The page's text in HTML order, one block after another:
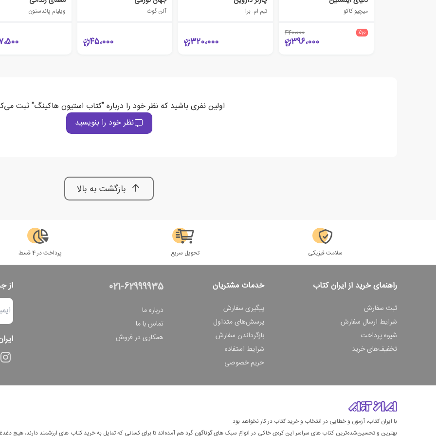
میچیو کاکو
٪10 440،000
396،000
تیم ام. برا
320،000
آلن گوث
45،000
ویلیام پاندستون
اولین نفری باشید که نظر خود را درباره "کتاب استیون هاکینگ" ثبت
نظر خود را بنویسید
بازگشت به بالا
سلامت فیزیکی تحویل سریع پرداخت در 4 قسط
راهنمای خرید از ایران کتاب
ثبت سفارش
شرایط ارسال سفارش
شیوه پرداخت
تخفیف‌های خرید
خدمات مشتریان
پیگیری سفارش
پرسش‌های متداول
بازگرداندن سفارش
شرایط استفاده
حریم خصوصی
021-62999935
درباره ما
تماس با ما
همکاری در فروش
از
با ایران کتاب، آزمون و خطایی در انتخاب و خرید کتاب در کار نخواهد بود.
بهترین و تحسین‌شده‌ترین کتاب‌ های سراسر این کره‌ی خاکی در انواع سبک های گوناگون گرد هم آمده‌اند تا برای کسانی که تمایل به خرید کتاب های ارزشمند دارند، هیچ